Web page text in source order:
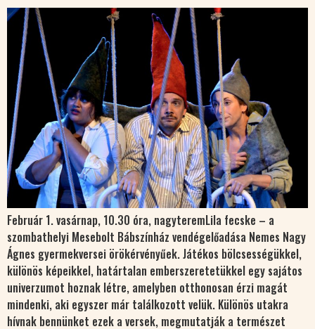
Február 1. vasárnap, 10.30 óra, nagyteremLila fecske – a
szombathelyi Mesebolt Bábszínház vendégelőadása Nemes Nagy
Ágnes gyermekversei örökérvényűek. Játékos bölcsességükkel,
különös képeikkel, határtalan emberszeretetükkel egy sajátos
univerzumot hoznak létre, amelyben otthonosan érzi magát
mindenki, aki egyszer már találkozott velük. Különös utakra
hívnak bennünket ezek a versek, megmutatják a természet